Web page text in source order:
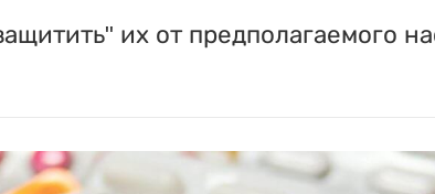
их от предполагаемого